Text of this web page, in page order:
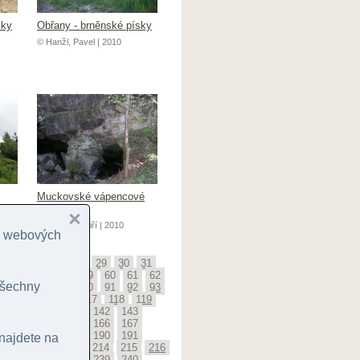
Obřany - brněnské písky
© Hanžl, Pavel | 2010
Muckovské vápencové
lomy
© Krupička, Jiří | 2010
29 30
31
59 60 61
62
87 88 90 91 92
93
117 118
119
142
143
166
167
187 188 190
191
211 214 215
216
na